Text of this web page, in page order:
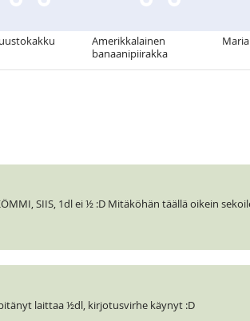
Amerikkalainen
banaanipiirakka
KÖMMI, SIIS, 1dl ei ½ :D Mitäköhän täällä oikein
laittaa ½dl, kirjotusvirhe käynyt :D